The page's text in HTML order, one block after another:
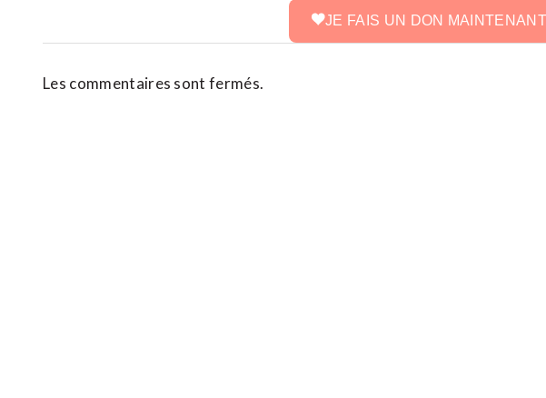
JE FAIS UN DON MAINTENANT
Les commentaires sont fermés.